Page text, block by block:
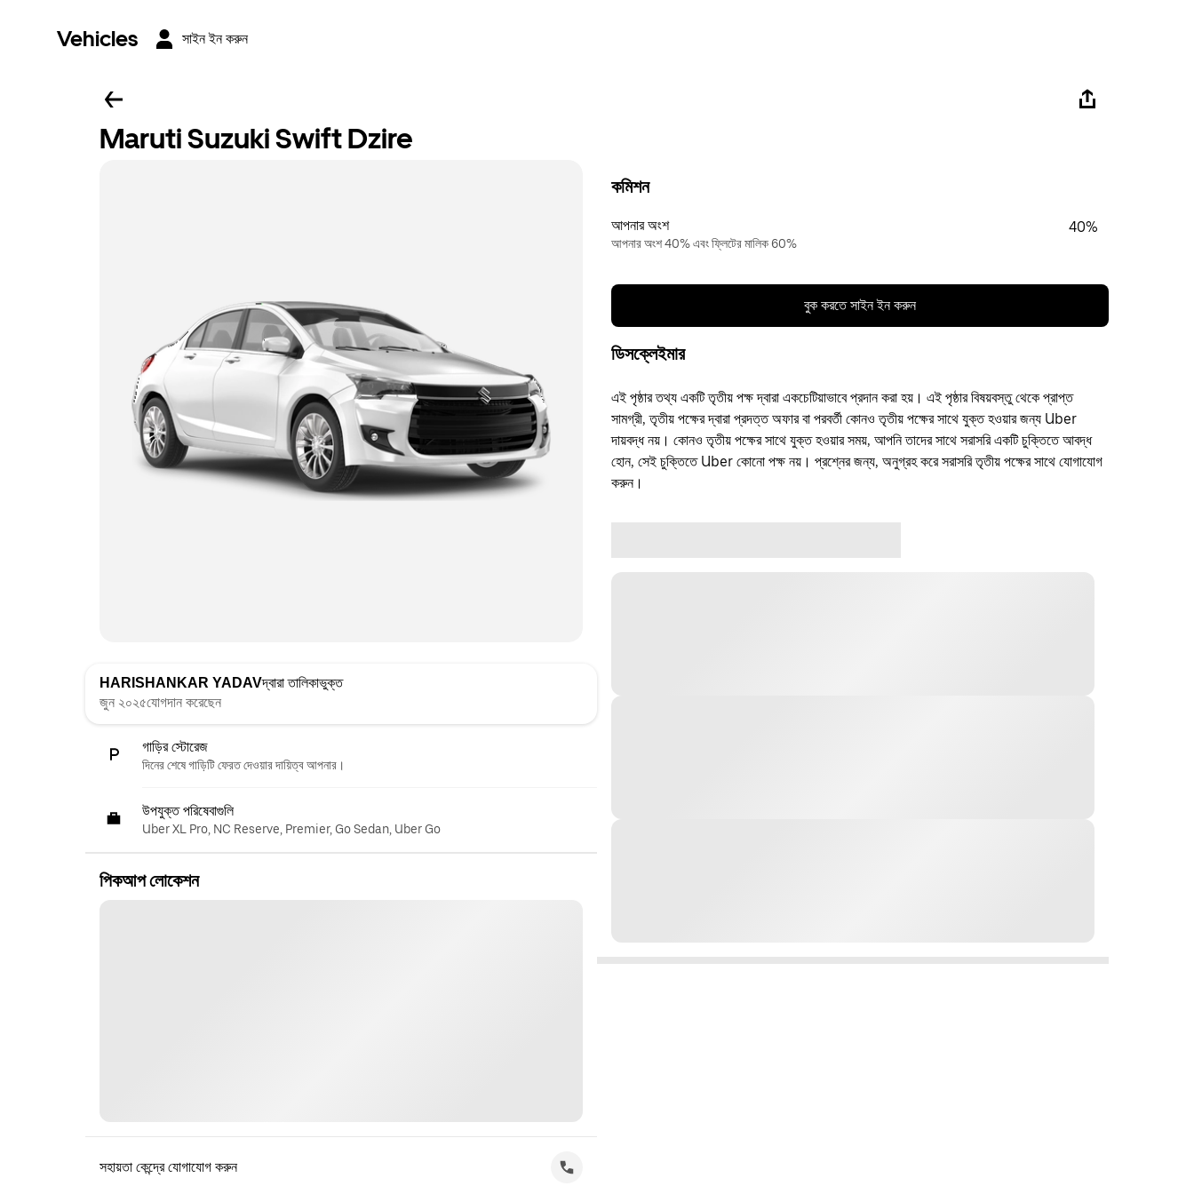
Vehicles সাইন ইন করুন
Maruti Suzuki Swift Dzire
HARISHANKAR YADAVদ্বারা তালিকাভুক্ত
জুন ২০২৫যোগদান করেছেন
গাড়ির স্টোরেজ
দিনের শেষে গাড়িটি ফেরত দেওয়ার দায়িত্ব আপনার।
উপযুক্ত পরিষেবাগুলি
Uber XL Pro, NC Reserve, Premier, Go Sedan, Uber Go
পিকআপ লোকেশন
সহায়তা কেন্দ্রে যোগাযোগ করুন
কমিশন
আপনার অংশ
আপনার অংশ 40% এবং ফ্লিটের মালিক 60%
40%
বুক করতে সাইন ইন করুন
ডিসক্লেইমার
এই পৃষ্ঠার তথ্য একটি তৃতীয় পক্ষ দ্বারা একচেটিয়াভাবে প্রদান করা হয়। এই পৃষ্ঠার বিষয়বস্তু থেকে প্রাপ্ত
সামগ্রী, তৃতীয় পক্ষের দ্বারা প্রদত্ত অফার বা পরবর্তী কোনও তৃতীয় পক্ষের সাথে যুক্ত হওয়ার জন্য Uber
দায়বদ্ধ নয়। কোনও তৃতীয় পক্ষের সাথে যুক্ত হওয়ার সময়, আপনি তাদের সাথে সরাসরি একটি চুক্তিতে আবদ্ধ
হোন, সেই চুক্তিতে Uber কোনো পক্ষ নয়। প্রশ্নের জন্য, অনুগ্রহ করে সরাসরি তৃতীয় পক্ষের সাথে যোগাযোগ
করুন।